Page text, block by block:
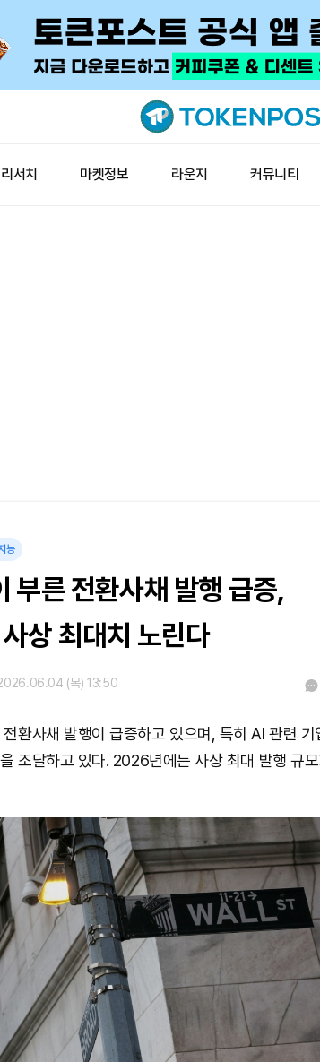
리서치 마켓정보 라운지 커뮤니티
능
부른 전환사채 발행 급증,
상 최대치 노린다
(목) 13:50
환사채 발행이 급증하고 있으며, 특히 AI 관련 기
조달하고 있다. 2026년에는 사상 최대 발행 규